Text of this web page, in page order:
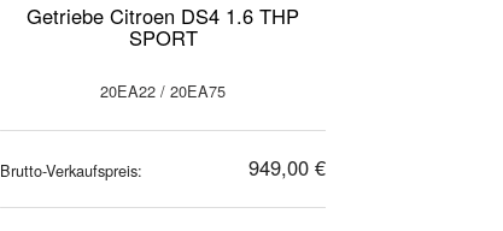
Getriebe Citroen DS4 1.6 THP
SPORT
20EA22 / 20EA75
Brutto-Verkaufspreis: 949,00 €